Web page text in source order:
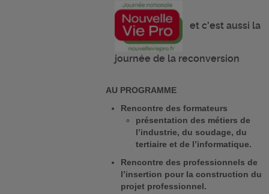
et c'est aussi la
journée de la reconversion
AU PROGRAMME
Rencontre des formateurs
présentation des métiers de
l’industrie, du soudage, du
tertiaire et de l’informatique.
Rencontre des professionnels de
l’insertion pour la construction du
projet professionnel.